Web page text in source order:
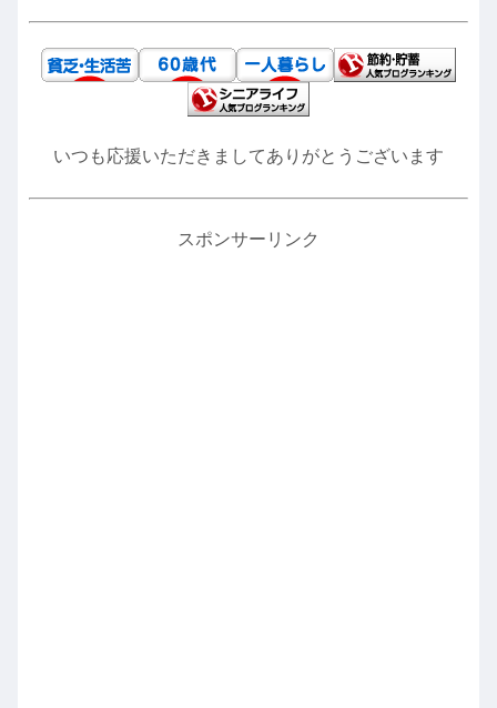
いつも応援いただきましてありがとうございます
スポンサーリンク